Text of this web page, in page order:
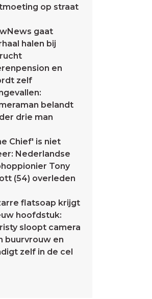
op straat
gaat
halen bij
en
zelf
belandt
drie man
Chief' is niet
Nederlandse
Tony
(54) overleden
flatsoap krijgt
hoofdstuk:
sloopt camera
buurvrouw en
zelf in de cel